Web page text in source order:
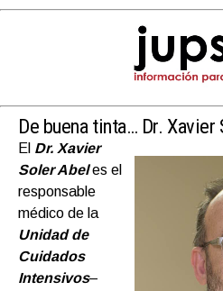
De buena tinta… Dr. Xavier
El Dr. Xavier
Soler Abeles el
responsable
médico de la
Unidad de
Cuidados
Intensivos–